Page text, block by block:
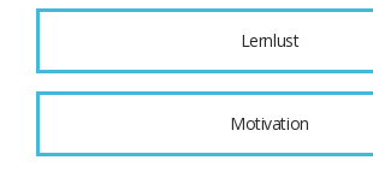
Lernlust
Motivation